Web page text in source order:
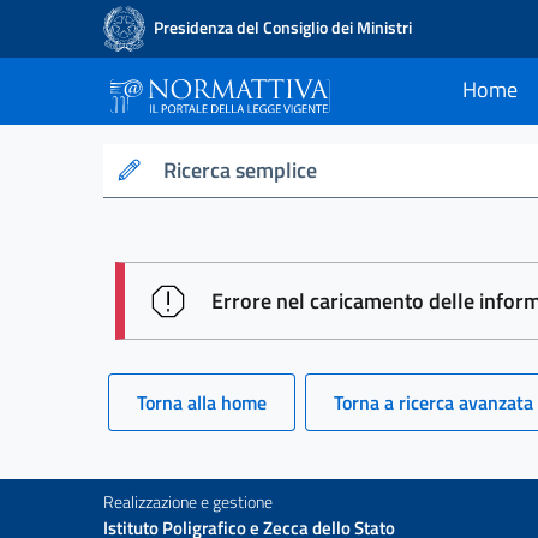
Presidenza del Consiglio dei Ministri
Normattiva - Il
Home
current
Ricerca semplice
session id: 72_I616khH-
Errore nel caricamento delle
Torna alla home Torna a ricerca avanzata
Realizzazione e gestione
Istituto Poligrafico e Zecca dello Stato